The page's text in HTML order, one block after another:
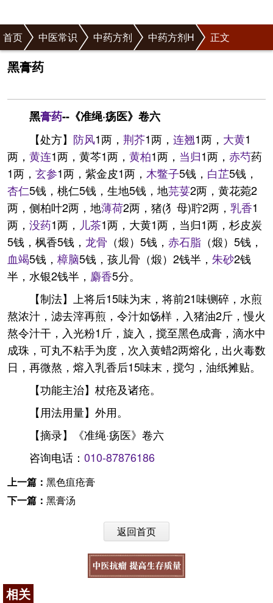
首页 中医常识 中药方剂 中药方剂H 正文
黑膏药
黑膏药--《准绳·疡医》卷六
【处方】 防风1两， 荆芥1两， 连翘1两， 大黄1
两， 黄连1两，黄芩1两， 黄柏1两， 当归1两， 赤芍药
1两， 玄参1两，紫金皮1两， 木鳖子5钱， 白芷5钱，
杏仁5钱，桃仁5钱，生地5钱，地芫荽2两，黄花菀2
两，侧柏叶2两，地薄荷2两，猪(犭母)聍2两， 乳香1
两， 没药1两， 儿茶1两，大黄1两，当归1两，杉皮炭
5钱，枫香5钱， 龙骨 （煅）5钱， 赤石脂 （煅）5钱，
血竭5钱， 樟脑5钱，孩儿骨（煅）2钱半， 朱砂2钱
半，水银2钱半， 麝香5分。
【制法】上将后15味为末，将前21味铡碎，水煎
熬浓汁，滤去滓再煎，令汁如饧样，入猪油2斤，慢火
熬令汁干，入光粉1斤，旋入，搅至黑色成膏，滴水中
成珠，可丸不粘手为度，次入黄蜡2两熔化，出火毒数
日，再微熬，熔入乳香后15味末，搅匀，油纸摊贴。
【功能主治】杖疮及诸疮。
【用法用量】外用。
【摘录】《准绳·疡医》卷六
咨询电话： 010-87876186
上一篇： 黑色疽疮膏
下一篇： 黑膏汤
返回首页
相关